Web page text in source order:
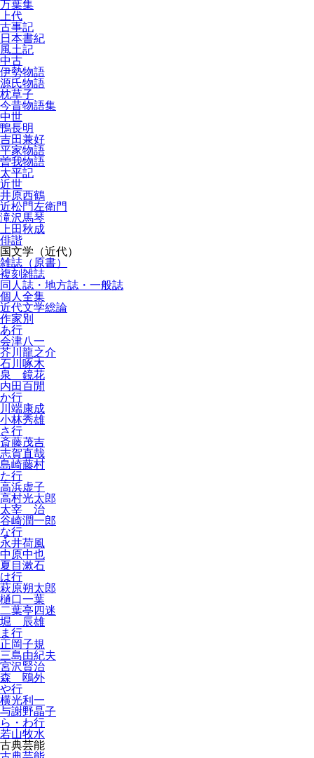
万葉集
上代
古事記
日本書紀
風土記
中古
伊勢物語
源氏物語
枕草子
今昔物語集
中世
鴨長明
吉田兼好
平家物語
曽我物語
太平記
近世
井原西鶴
近松門左衛門
滝沢馬琴
上田秋成
俳諧
国文学（近代）
雑誌（原書）
複刻雑誌
同人誌・地方誌・一般誌
個人全集
近代文学総論
作家別
あ行
会津八一
芥川龍之介
石川啄木
泉 鏡花
内田百閒
か行
川端康成
小林秀雄
さ行
斎藤茂吉
志賀直哉
島崎藤村
た行
高浜虚子
高村光太郎
太宰 治
谷崎潤一郎
な行
永井荷風
中原中也
夏目漱石
は行
萩原朔太郎
樋口一葉
二葉亭四迷
堀 辰雄
ま行
正岡子規
三島由紀夫
宮沢賢治
森 鴎外
や行
横光利一
与謝野晶子
ら・わ行
若山牧水
古典芸能